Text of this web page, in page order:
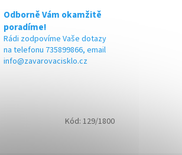
Odborně Vám okamžitě
poradíme!
Rádi zodpovíme Vaše dotazy
na telefonu 735899866, email
info@zavarovacisklo.cz
Kód: 129/1800